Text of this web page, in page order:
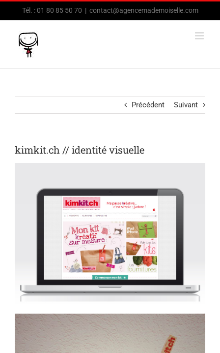
Tél. : 01 80 85 50 70 | contact@agencemademoiselle.com
Précédent Suivant
kimkit.ch // identité visuelle